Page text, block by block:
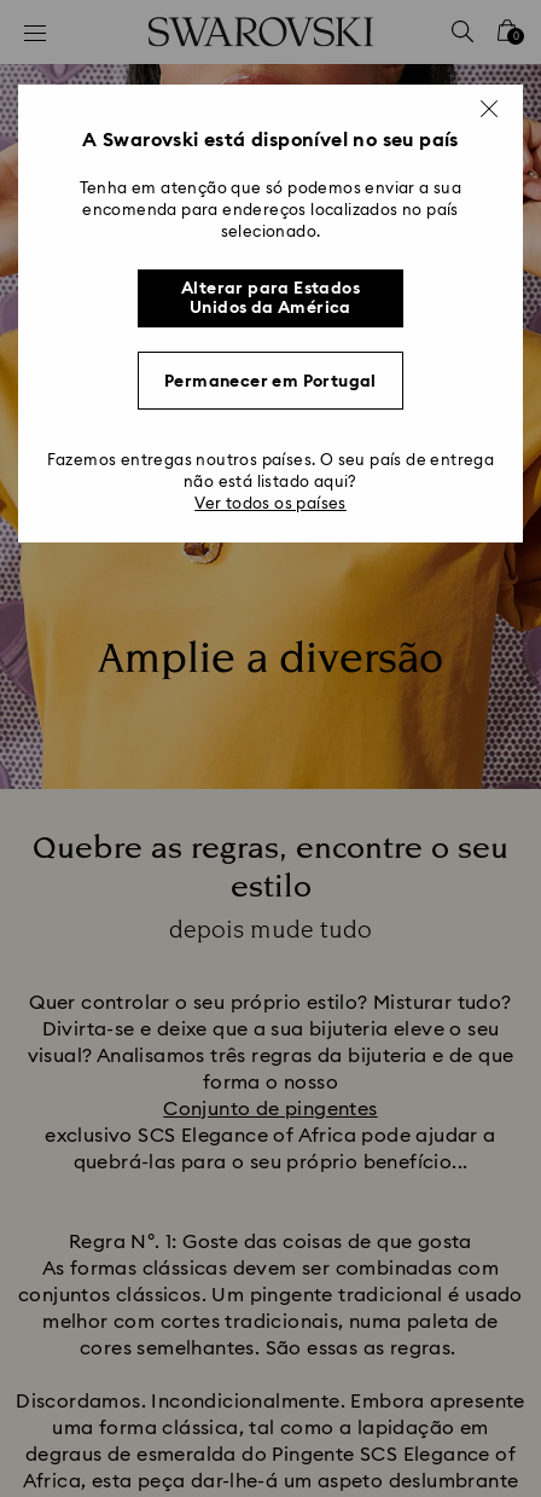
Accesskeys list
0 - Cabeçalho
2 - Rodapé
0
Amplie a diversão
Quebre as regras, encontre o seu
estilo
Title:
depois mude tudo
Quer controlar o seu próprio estilo? Misturar tudo?
Divirta-se e deixe que a sua bijuteria eleve o seu
visual? Analisamos três regras da bijuteria e de que
forma o nosso
Conjunto de pingentes
exclusivo SCS Elegance of Africa pode ajudar a
quebrá-las para o seu próprio benefício...
Regra Nº. 1: Goste das coisas de que gosta
As formas clássicas devem ser combinadas com
conjuntos clássicos. Um pingente tradicional é usado
melhor com cortes tradicionais, numa paleta de
cores semelhantes. São essas as regras.
Discordamos. Incondicionalmente. Embora apresente
uma forma clássica, tal como a lapidação em
degraus de esmeralda do Pingente SCS Elegance of
Africa, esta peça dar-lhe-á um aspeto deslumbrante
A Swarovski está disponível no seu país
Tenha em atenção que só podemos enviar a sua
encomenda para endereços localizados no país
selecionado.
Alterar para Estados
Unidos da América
Permanecer em Portugal
Fazemos entregas noutros países. O seu país de entrega
não está listado aqui?
Ver todos os países